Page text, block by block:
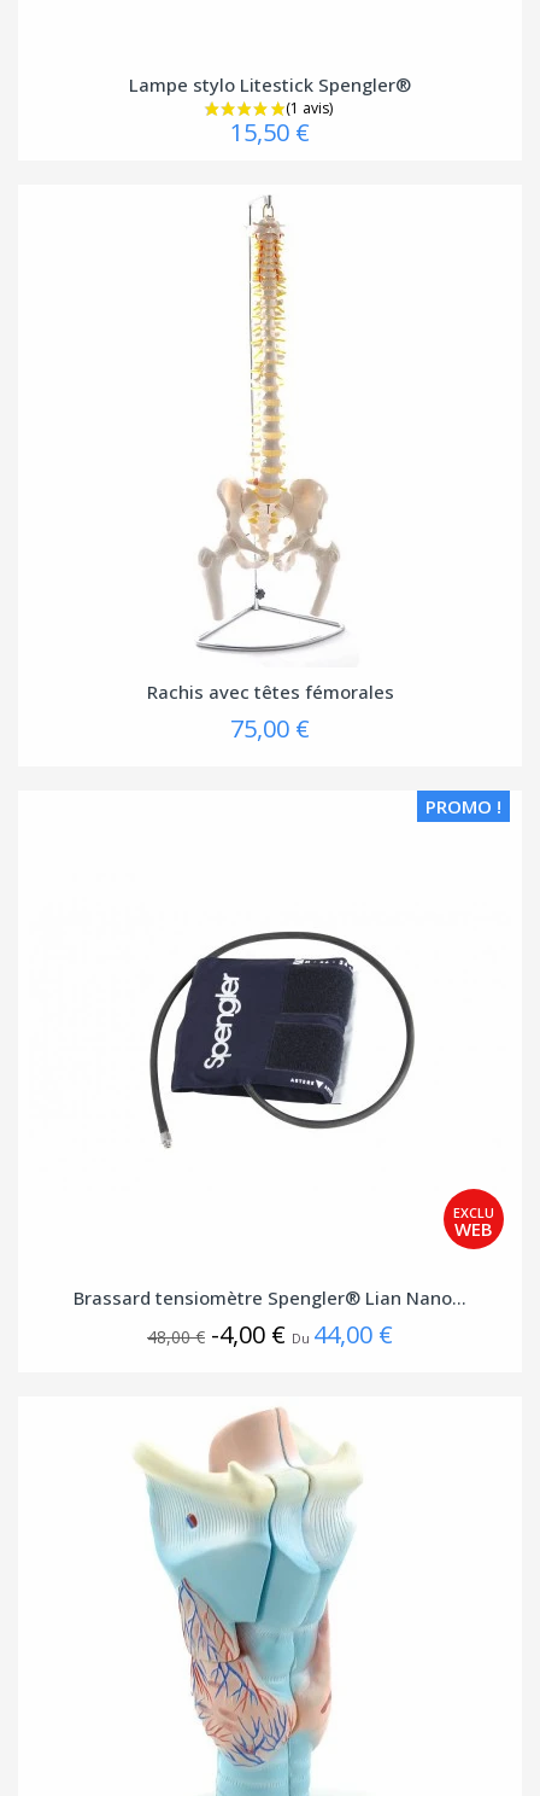
Lampe stylo Litestick Spengler®
15,50 €
Rachis avec têtes fémorales
75,00 €
PROMO !
Brassard tensiomètre Spengler® Lian Nano...
48,00 € -4,00 € Du 44,00 €